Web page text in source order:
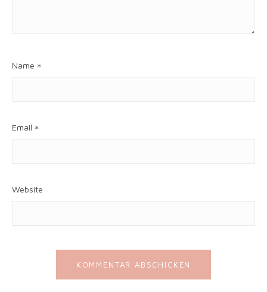
Name *
Email *
Website